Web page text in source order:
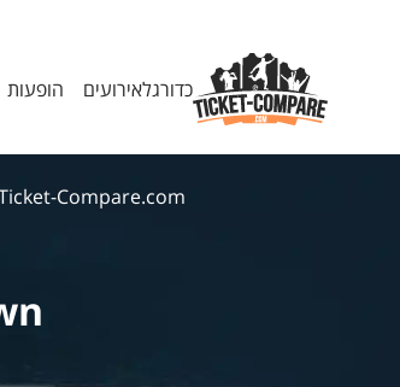
כדורגלאירועים הופעות
Compare.com